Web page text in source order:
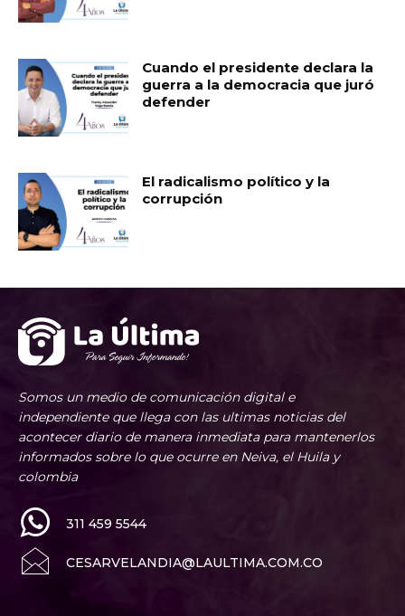
Cuando el presidente declara la
guerra a la democracia que juró
defender
El radicalismo político y la
corrupción
Somos un medio de comunicación digital e
independiente que llega con las ultimas noticias del
acontecer diario de manera inmediata para mantenerlos
informados sobre lo que ocurre en Neiva, el Huila y
colombia
311 459 5544
CESARVELANDIA@LAULTIMA.COM.CO